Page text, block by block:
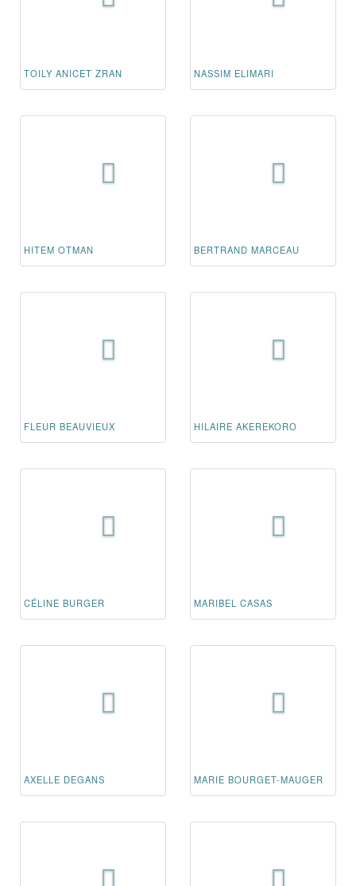
TOILY ANICET ZRAN NASSIM ELIMARI
HITEM OTMAN BERTRAND MARCEAU
FLEUR BEAUVIEUX HILAIRE AKEREKORO
CÉLINE BURGER MARIBEL CASAS
AXELLE DEGANS MARIE BOURGET-MAUGER